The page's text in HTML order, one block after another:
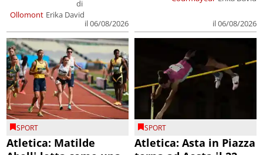
Ollomont
di
Erika David
il 06/08/2026
il 06/08/2026
SPORT
Atletica: Matilde
SPORT
Atletica: Asta in Piazza